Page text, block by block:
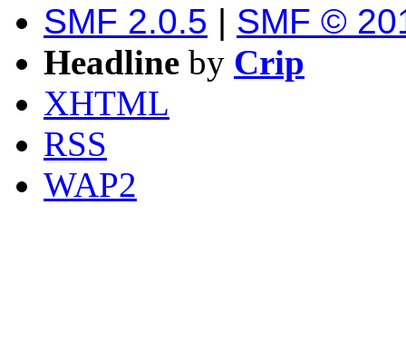
SMF 2.0.5 | SMF ©
Headline by Crip
XHTML
RSS
WAP2